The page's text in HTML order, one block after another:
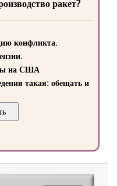
ракет?
конфликта.
на США
такая: обещать и